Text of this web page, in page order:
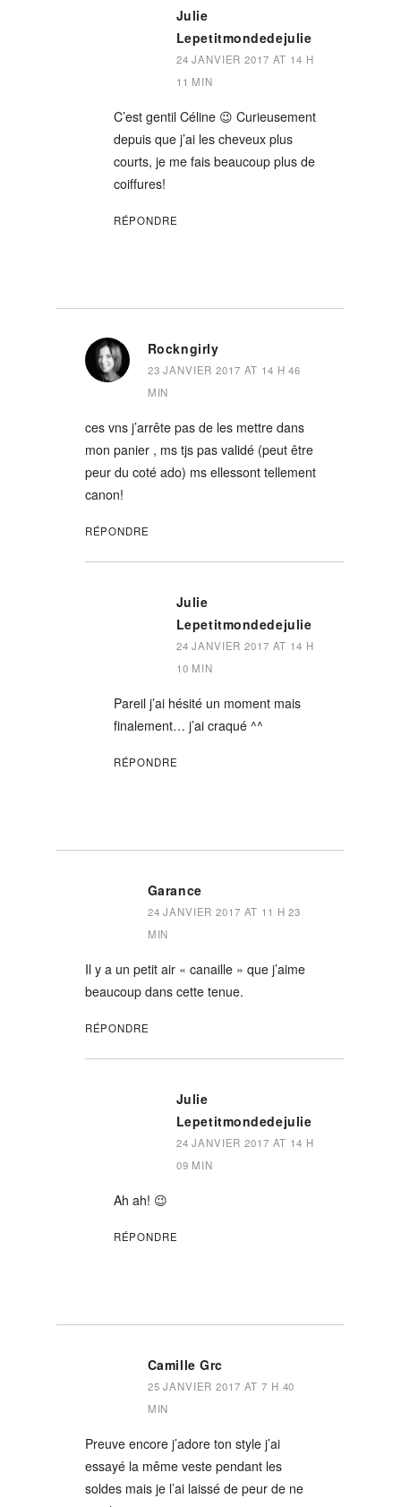
Julie
Lepetitmondedejulie
24 JANVIER 2017 AT 14 H
11 MIN
C’est gentil Céline 😉 Curieusement
depuis que j’ai les cheveux plus
courts, je me fais beaucoup plus de
coiffures!
RÉPONDRE
Rockngirly
23 JANVIER 2017 AT 14 H 46
MIN
ces vns j’arrête pas de les mettre dans
mon panier , ms tjs pas validé (peut être
peur du coté ado) ms ellessont tellement
canon!
RÉPONDRE
Julie
Lepetitmondedejulie
24 JANVIER 2017 AT 14 H
10 MIN
Pareil j’ai hésité un moment mais
finalement… j’ai craqué ^^
RÉPONDRE
Garance
24 JANVIER 2017 AT 11 H 23
MIN
Il y a un petit air « canaille » que j’aime
beaucoup dans cette tenue.
RÉPONDRE
Julie
Lepetitmondedejulie
24 JANVIER 2017 AT 14 H
09 MIN
Ah ah! 😉
RÉPONDRE
Camille Grc
25 JANVIER 2017 AT 7 H 40
MIN
Preuve encore j’adore ton style j’ai
essayé la même veste pendant les
soldes mais je l’ai laissé de peur de ne